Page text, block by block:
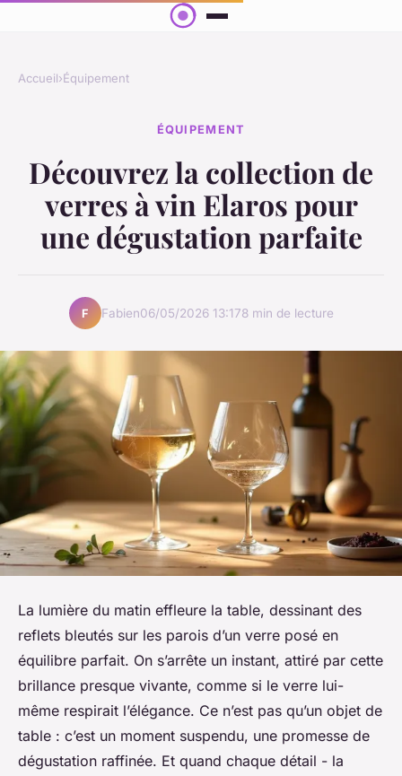
Accueil›Équipement
ÉQUIPEMENT
Découvrez la collection de
verres à vin Elaros pour
une dégustation parfaite
F Fabien06/05/2026 13:178 min de lecture
La lumière du matin effleure la table, dessinant des
reflets bleutés sur les parois d’un verre posé en
équilibre parfait. On s’arrête un instant, attiré par cette
brillance presque vivante, comme si le verre lui-
même respirait l’élégance. Ce n’est pas qu’un objet de
table : c’est un moment suspendu, une promesse de
dégustation raffinée. Et quand chaque détail - la